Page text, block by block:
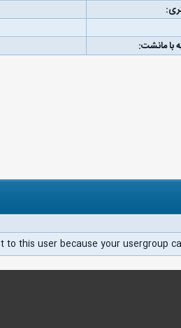
با مانشت:
to this user because your usergroup